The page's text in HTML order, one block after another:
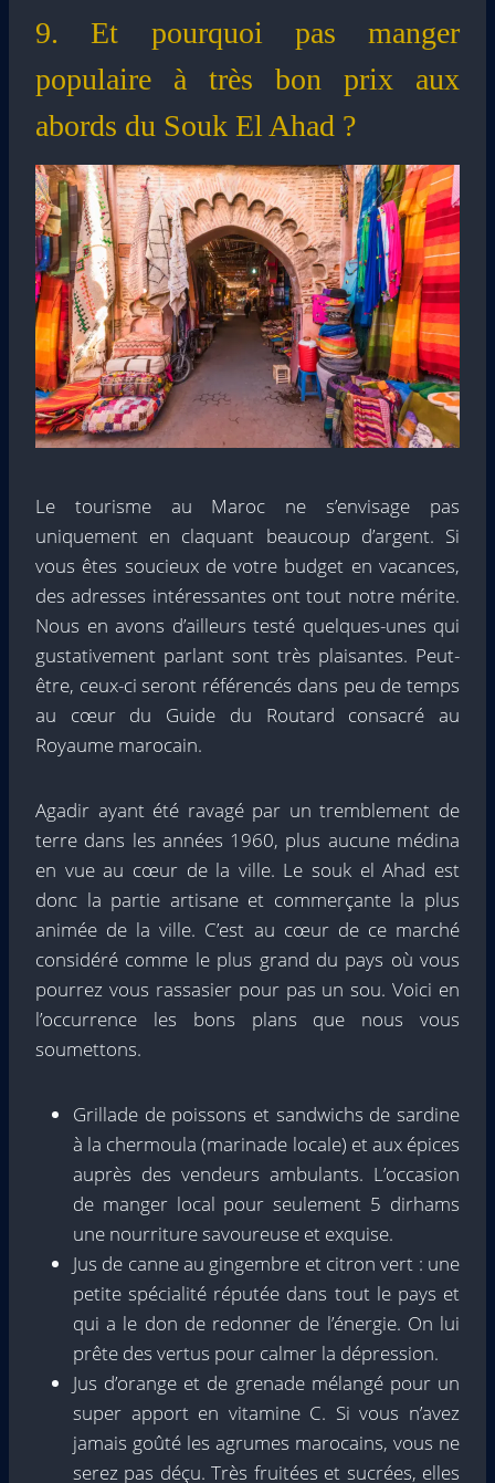
9. Et pourquoi pas manger
populaire à très bon prix aux
abords du Souk El Ahad ?
Le tourisme au Maroc ne s’envisage pas
uniquement en claquant beaucoup d’argent. Si
vous êtes soucieux de votre budget en vacances,
des adresses intéressantes ont tout notre mérite.
Nous en avons d’ailleurs testé quelques-unes qui
gustativement parlant sont très plaisantes. Peut-
être, ceux-ci seront référencés dans peu de temps
au cœur du Guide du Routard consacré au
Royaume marocain.
Agadir ayant été ravagé par un tremblement de
terre dans les années 1960, plus aucune médina
en vue au cœur de la ville. Le souk el Ahad est
donc la partie artisane et commerçante la plus
animée de la ville. C’est au cœur de ce marché
considéré comme le plus grand du pays où vous
pourrez vous rassasier pour pas un sou. Voici en
l’occurrence les bons plans que nous vous
soumettons.
Grillade de poissons et sandwichs de sardine
à la chermoula (marinade locale) et aux épices
auprès des vendeurs ambulants. L’occasion
de manger local pour seulement 5 dirhams
une nourriture savoureuse et exquise.
Jus de canne au gingembre et citron vert : une
petite spécialité réputée dans tout le pays et
qui a le don de redonner de l’énergie. On lui
prête des vertus pour calmer la dépression.
Jus d’orange et de grenade mélangé pour un
super apport en vitamine C. Si vous n’avez
jamais goûté les agrumes marocains, vous ne
serez pas déçu. Très fruitées et sucrées, elles